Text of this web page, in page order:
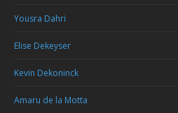
Yousra Dahri
Elise Dekeyser
Kevin Dekoninck
Amaru de la Motta